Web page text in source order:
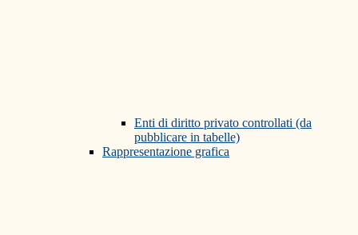
Enti di diritto privato controllati (da
pubblicare in tabelle)
Rappresentazione grafica